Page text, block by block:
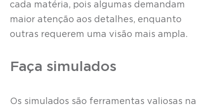
cada matéria, pois algumas demandam
maior atenção aos detalhes, enquanto
outras requerem uma visão mais ampla.
Faça simulados
Os simulados são ferramentas valiosas na